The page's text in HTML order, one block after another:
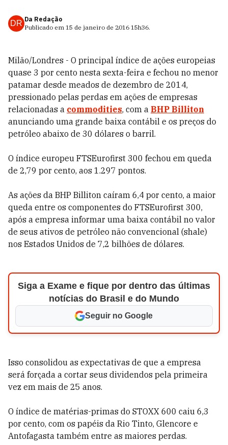
DR Da Redação
Publicado em 15 de janeiro de 2016 15h36.
Milão/Londres - O principal índice de ações europeias
quase 3 por cento nesta sexta-feira e fechou no menor
patamar desde meados de dezembro de 2014,
pressionado pelas perdas em ações de empresas
relacionadas a commodities, com a BHP Billiton
anunciando uma grande baixa contábil e os preços do
petróleo abaixo de 30 dólares o barril.
O índice europeu FTSEurofirst 300 fechou em queda
de 2,79 por cento, aos 1.297 pontos.
As ações da BHP Billiton caíram 6,4 por cento, a maior
queda entre os componentes do FTSEurofirst 300,
após a empresa informar uma baixa contábil no valor
de seus ativos de petróleo não convencional (shale)
nos Estados Unidos de 7,2 bilhões de dólares.
Siga a Exame e fique por dentro das últimas
notícias do Brasil e do Mundo
Seguir no Google
Isso consolidou as expectativas de que a empresa
será forçada a cortar seus dividendos pela primeira
vez em mais de 25 anos.
O índice de matérias-primas do STOXX 600 caiu 6,3
por cento, com os papéis da Rio Tinto, Glencore e
Antofagasta também entre as maiores perdas.